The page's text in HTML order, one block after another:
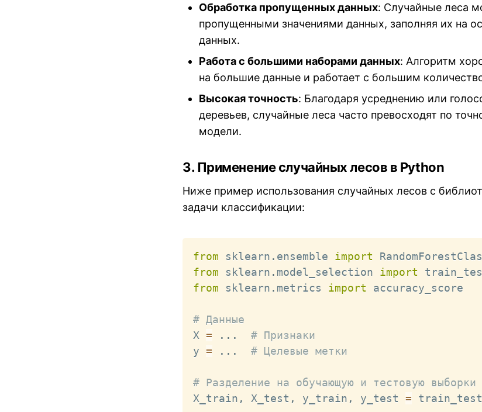
Обработка пропущенных данных: Случайные леса
пропущенными значениями данных, заполняя их на
данных.
Работа с большими наборами данных: Алгоритм
на большие данные и работает с большим
Высокая точность: Благодаря усреднению или
деревьев, случайные леса часто превосходят по
модели.
3. Применение случайных лесов в Python
Ниже пример использования случайных лесов с
задачи классификации:
from sklearn . ensemble import
from sklearn . model_selection import
from sklearn . metrics import accuracy_score
# Данные
X = . . .
# Признаки
y = . . . # Целевые метки
# Разделение на обучающую и тестовую выборки
X_train , X_test , y_train , y_test =